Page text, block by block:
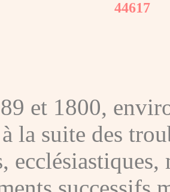
44617
et 1800,
la suite des